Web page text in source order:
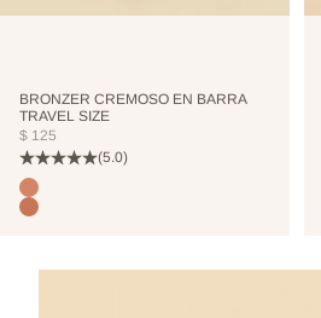
BRONZER CREMOSO EN BARRA
TRAVEL SIZE
PRECIO DE OFERTA
$ 125
(5.0)
Color
TERRANOVA
TOSTEDCOCONUT